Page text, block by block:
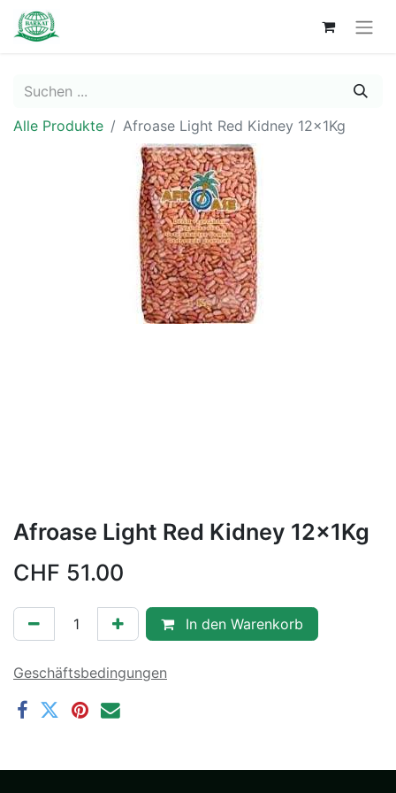
Alle Produkte Afroase Light Red Kidney 12x1Kg
Afroase Light Red Kidney 12x1Kg
CHF 51.00
In den Warenkorb
Geschäftsbedingungen